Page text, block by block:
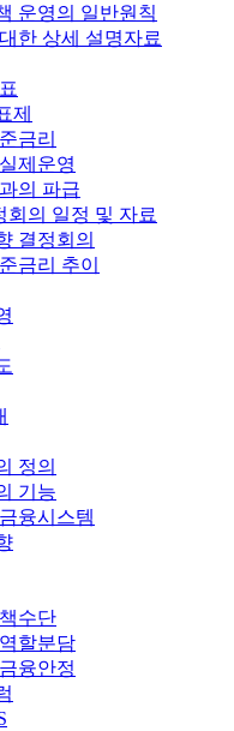
운영의 일반원칙
한 상세 설명자료
제
금리
제운영
의 파급
회의 일정 및 자료
결정회의
금리 추이
정의
기능
융시스템
수단
할분담
융안정